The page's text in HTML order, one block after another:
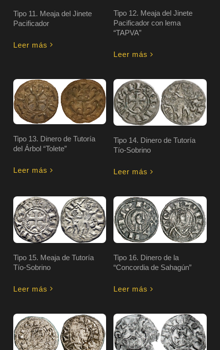
Tipo 11. Meaja del Jinete
Pacificador
Leer más
Tipo 12. Meaja del Jinete
Pacificador con lema
“TAPVA”
Leer más
Tipo 13. Dinero de Tutoría
del Árbol “Tolete”
Leer más
Tipo 14. Dinero de Tutoría
Tío-Sobrino
Leer más
Tipo 15. Meaja de Tutoría
Tío-Sobrino
Leer más
Tipo 16. Dinero de la
“Concordia de Sahagún”
Leer más